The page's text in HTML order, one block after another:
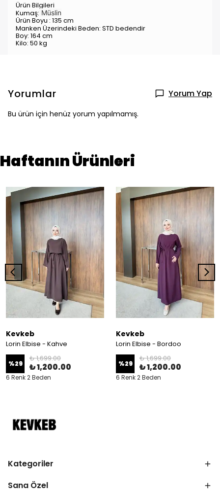
Ürün Bilgileri
Kumaş: Müslin
Ürün Boyu : 135 cm
Manken Üzerindeki Beden: STD bedendir
Boy: 164 cm
Kilo: 50 kg
Yorumlar Yorum Yap
Bu ürün için henüz yorum yapılmamış.
Haftanın Ürünleri
Kevkeb
Lorin Elbise - Kahve
%29
₺ 1,699.00
₺ 1,200.00
6 Renk 2 Beden
Kevkeb
Lorin Elbise - Bordoo
%29
₺ 1,699.00
₺ 1,200.00
6 Renk 2 Beden
Kategoriler
Sana Özel